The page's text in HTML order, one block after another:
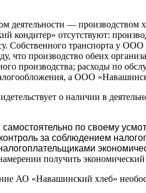
— производством
отсутствуют:
Собственного транспорта у
что производство обеих
производства; расходы по
а ООО
о наличии в
по своему
за соблюдением
получить экономический
АО «Навашинский хлеб»